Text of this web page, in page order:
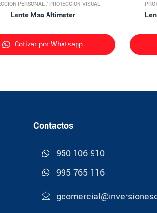
PERSONAL / PROTECCIÓN VISUAL
Lente Msa Altimeter
Cotizar por Whatsapp
Contactos
950 106 910
995 765 116